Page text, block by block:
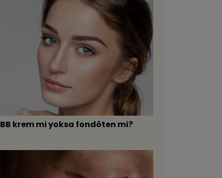
BB krem mi yoksa fondöten mi?